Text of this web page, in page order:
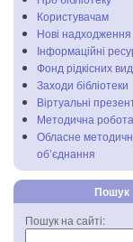
Користувачам
Нові надходження
Інформаційні
Фонд рідкісних
Заходи бібліотеки
Віртуальні
Методична робота
Обласне
об’єднання
Пошук
Пошук на сайті: